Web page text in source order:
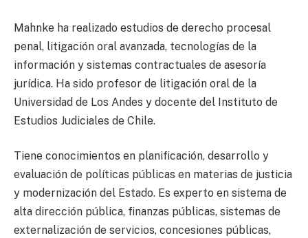
Mahnke ha realizado estudios de derecho procesal
penal, litigación oral avanzada, tecnologías de la
información y sistemas contractuales de asesoría
jurídica. Ha sido profesor de litigación oral de la
Universidad de Los Andes y docente del Instituto de
Estudios Judiciales de Chile.
Tiene conocimientos en planificación, desarrollo y
evaluación de políticas públicas en materias de justicia
y modernización del Estado. Es experto en sistema de
alta dirección pública, finanzas públicas, sistemas de
externalización de servicios, concesiones públicas,